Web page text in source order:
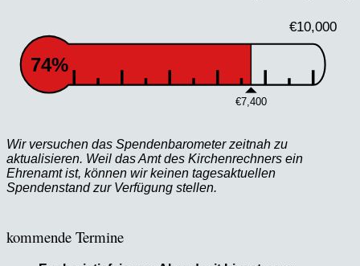
€10,000
€7,400
74%
Wir versuchen das Spendenbarometer zeitnah zu
aktualisieren. Weil das Amt des Kirchenrechners ein
Ehrenamt ist, können wir keinen tagesaktuellen
Spendenstand zur Verfügung stellen.
kommende Termine